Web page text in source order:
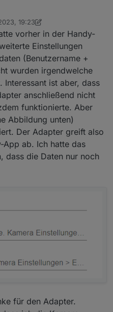
per E-Mail, wenn das
möchte man doch nicht
müssen.
vorher vollständig gelöscht.
ob das mit der Github-
hat. Aber die
dass es die richtige ist.
19:23
vorher in der Handy-
Einstellungen
(Benutzername +
wurden irgendwelche
Interessant ist aber, dass
anschließend nicht
funktionierte. Aber
Abbildung unten)
Der Adapter greift also
App ab. Ich hatte das
dass die Daten nur noch
für den Adapter.